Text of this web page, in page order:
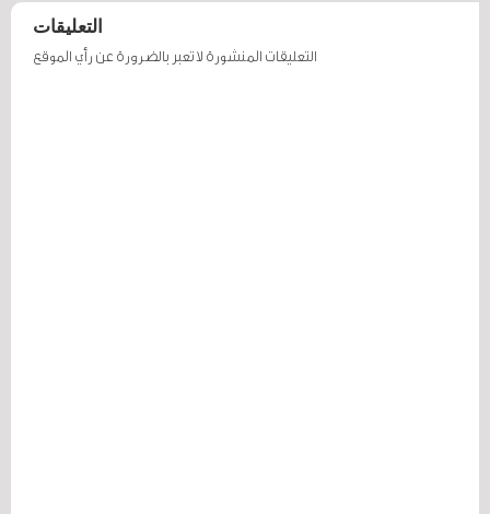
التعليقات
التعليقات المنشورة لا تعبر بالضرورة عن رأي الموقع